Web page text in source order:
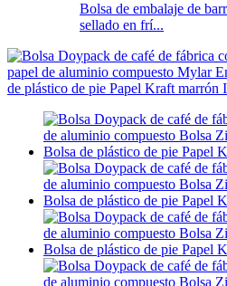
Bolsa de embalaje de
sellado en frí...